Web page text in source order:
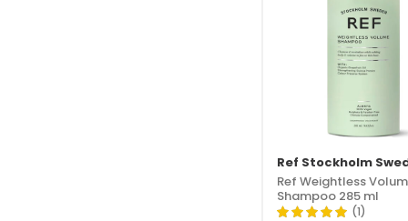
Ref Stockholm
Ref Weightless
Shampoo 285 ml
(1)